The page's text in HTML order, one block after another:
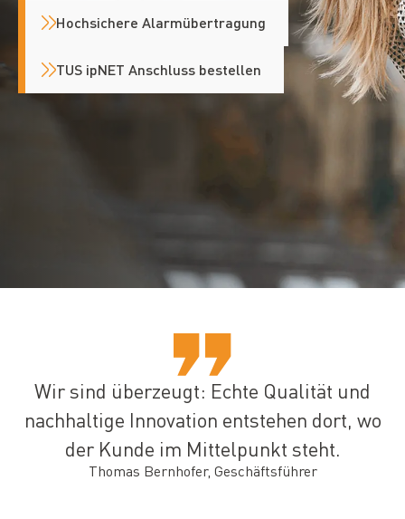
Hochsichere Alarmübertragung
TUS ipNET Anschluss bestellen
Wir sind überzeugt: Echte Qualität und
nachhaltige Innovation entstehen dort, wo
der Kunde im Mittelpunkt steht.
Thomas Bernhofer, Geschäftsführer